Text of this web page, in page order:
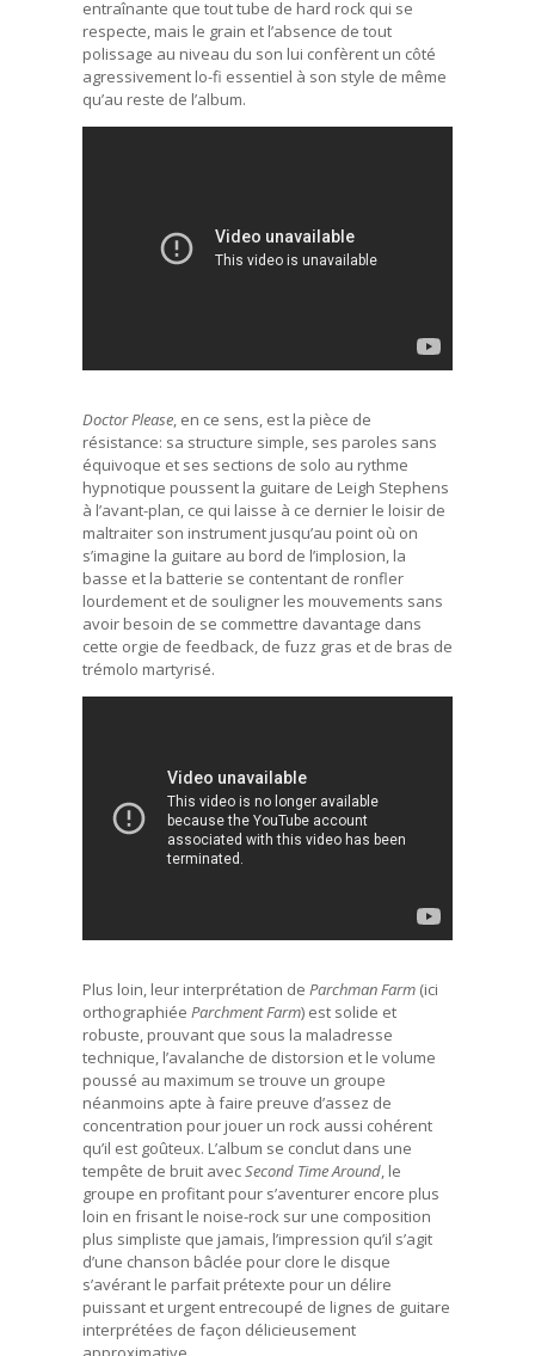
entraînante que tout tube de hard rock qui se
respecte, mais le grain et l’absence de tout
polissage au niveau du son lui confèrent un côté
agressivement lo-fi essentiel à son style de même
qu’au reste de l’album.
Doctor Please, en ce sens, est la pièce de
résistance: sa structure simple, ses paroles sans
équivoque et ses sections de solo au rythme
hypnotique poussent la guitare de Leigh Stephens
à l’avant-plan, ce qui laisse à ce dernier le loisir de
maltraiter son instrument jusqu’au point où on
s’imagine la guitare au bord de l’implosion, la
basse et la batterie se contentant de ronfler
lourdement et de souligner les mouvements sans
avoir besoin de se commettre davantage dans
cette orgie de feedback, de fuzz gras et de bras de
trémolo martyrisé.
Plus loin, leur interprétation de Parchman Farm (ici
orthographiée Parchment Farm) est solide et
robuste, prouvant que sous la maladresse
technique, l’avalanche de distorsion et le volume
poussé au maximum se trouve un groupe
néanmoins apte à faire preuve d’assez de
concentration pour jouer un rock aussi cohérent
qu’il est goûteux. L’album se conclut dans une
tempête de bruit avecSecond Time Around, le
groupe en profitant pour s’aventurer encore plus
loin en frisant le noise-rock sur une composition
plus simpliste que jamais, l’impression qu’il s’agit
d’une chanson bâclée pour clore le disque
s’avérant le parfait prétexte pour un délire
puissant et urgent entrecoupé de lignes de guitare
interprétées de façon délicieusement